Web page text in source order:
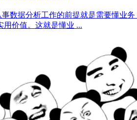
事数据分析工作的前提就是需要懂业
用价值。这就是懂业 ...